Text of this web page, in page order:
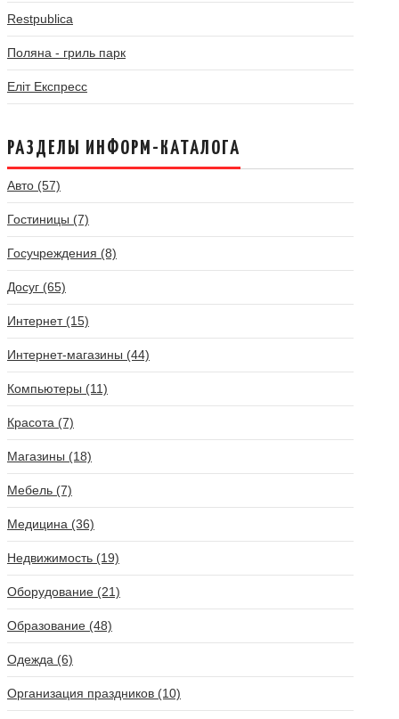
Restpublica
Поляна - гриль парк
Еліт Експресс
РАЗДЕЛЫ ИНФОРМ-КАТАЛОГА
Авто (57)
Гостиницы (7)
Госучреждения (8)
Досуг (65)
Интернет (15)
Интернет-магазины (44)
Компьютеры (11)
Красота (7)
Магазины (18)
Мебель (7)
Медицина (36)
Недвижимость (19)
Оборудование (21)
Образование (48)
Одежда (6)
Организация праздников (10)